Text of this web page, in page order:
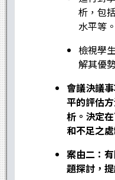
析，包
水平等。
檢視學
解其優
會議決議
平的評估
析。決定
和不足之
案由二：
題探討，